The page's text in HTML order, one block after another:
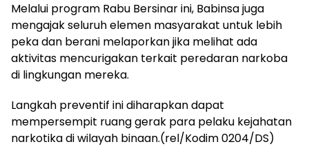
​Melalui program Rabu Bersinar ini, Babinsa juga
mengajak seluruh elemen masyarakat untuk lebih
peka dan berani melaporkan jika melihat ada
aktivitas mencurigakan terkait peredaran narkoba
di lingkungan mereka.
Langkah preventif ini diharapkan dapat
mempersempit ruang gerak para pelaku kejahatan
narkotika di wilayah binaan.(rel/Kodim 0204/DS)